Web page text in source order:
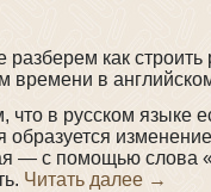
разберем как
времени в
что в русском языке
образуется
— с помощью слова
Читать далее →